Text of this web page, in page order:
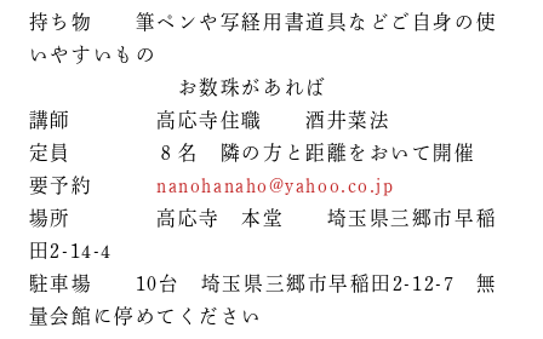
持ち物 筆ペンや写経用書道具などご自身の使
いやすいもの
お数珠があれば
講師 高応寺住職 酒井菜法
定員 ８名 隣の方と距離をおいて開催
要予約nanohanaho@yahoo.co.jp
場所 高応寺 本堂 埼玉県三郷市早稲
田2-14-4
駐車場 10台 埼玉県三郷市早稲田2-12-7 無
量会館に停めてください